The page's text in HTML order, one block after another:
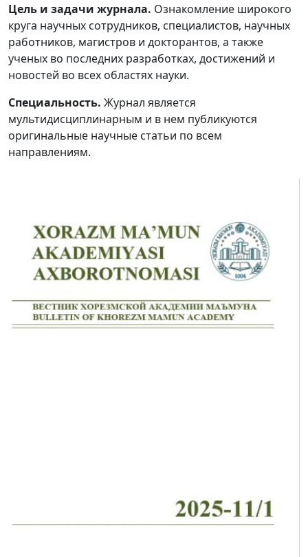
Volume 4_4, 2026
Volume 4_3, 2026
Volume 4_2, 2026
Volume 4_1, 2026
Volume 3_5, 2026
Volume 3_4, 2026
Volume 2_5, 2026
Volume 2_4, 2026
Volume 2_2, 2026
Volume 12_5, 2025
Цель и задачи журнала. Ознакомление широкого
круга научных сотрудников, специалистов, научных
работников, магистров и докторантов, а также
ученых во последних разработках, достижений и
новостей во всех областях науки.
Специальность. Журнал является
мультидисциплинарным и в нем публикуются
оригинальные научные статьи по всем
направлениям.